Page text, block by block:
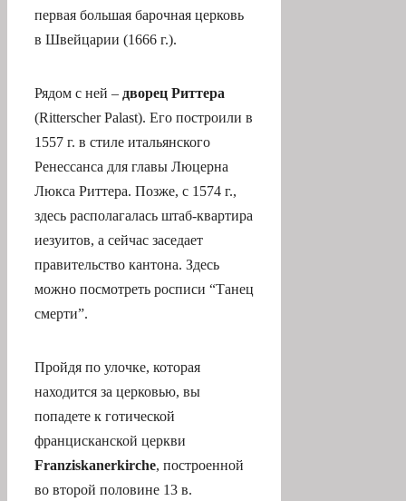
первая большая барочная церковь
в Швейцарии (1666 г.).
Рядом с ней – дворец Риттера
(Ritterscher Palast). Его построили в
1557 г. в стиле итальянского
Ренессанса для главы Люцерна
Люкса Риттера. Позже, с 1574 г.,
здесь располагалась штаб-квартира
иезуитов, а сейчас заседает
правительство кантона. Здесь
можно посмотреть росписи “Танец
смерти”.
Пройдя по улочке, которая
находится за церковью, вы
попадете к готической
францисканской церкви
Franziskanerkirche, построенной
во второй половине 13 в.